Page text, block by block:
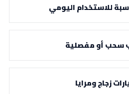
للاستخدام اليومي
سحب أو مفصلية
زجاج ومرايا